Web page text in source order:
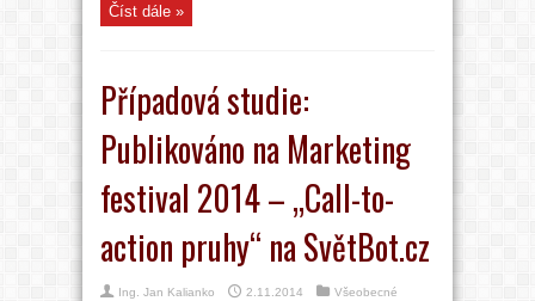
Číst dále »
Případová studie:
Publikováno na Marketing
festival 2014 – „Call-to-
action pruhy“ na SvětBot.cz
Ing. Jan Kalianko 2.11.2014
Všeobecné